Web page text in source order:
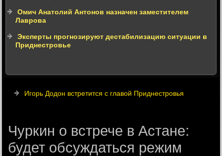
Омич Анатолий Антонов назначен заместителем
Лаврова
Эксперты прогнозируют дестабилизацию ситуации в
Приднестровье
Игорь Додон встретится с главой Приднестровья
Чуркин о встрече в Астане:
будет обсуждаться режим